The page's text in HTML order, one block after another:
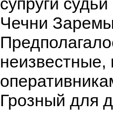
Чечни
Грозный для